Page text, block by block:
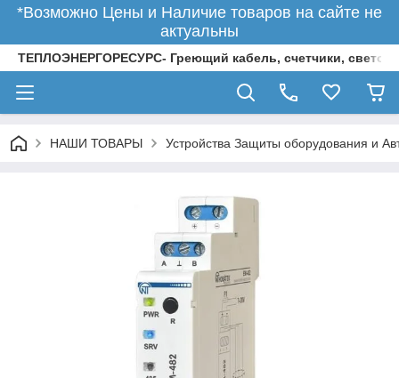
*Возможно Цены и Наличие товаров на сайте не
актуальны
ТЕПЛОЭНЕРГОРЕСУРС- Греющий кабель, счетчики,
НАШИ ТОВАРЫ Устройства Защиты оборудования и